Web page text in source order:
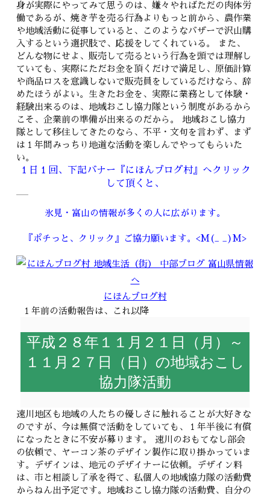
身が実際にやってみて思うのは、嫌々やればただの肉体労
働であるが、焼き芋を売る行為よりもっと前から、農作業
や地域活動に従事していると、このようなバザーで沢山購
入するという選択肢で、応援をしてくれている。 また、
どんな物にせよ、販売して売るという行為を頭では理解し
ていても、実際にただお金を頂くだけで満足し、原価計算
や商品ロスを意識しないで販売員をしているだけなら、辞
めたほうがよい。生きたお金を、実際に業務として体験・
経験出来るのは、地域おこし協力隊という制度があるから
こそ、企業前の準備が出来るのだから。 地域おこし協力
隊として移住してきたのなら、不平・文句を言わず、まず
は１年間みっちり地道な活動を楽しんでやってもらいた
い。
１日１回、下記バナー『にほんブログ村』へクリック
して頂くと、
氷見・富山の情報が多くの人に広がります。
『ポチっと、クリック』ご協力願います。<M(_ _)M>
にほんブログ村
１年前の活動報告は、これ以降
平成２８年１１月２１日（月）～
１１月２７日（日）の地域おこし
協力隊活動
速川地区も地域の人たちの優しさに触れることが大好きな
のですが、今は無償で活動をしていても、１年半後に有償
になったときに不安が募ります。 速川のおもてなし部会
の依頼で、ヤーコン茶のデザイン製作に取り掛かっていま
す。デザインは、地元のデザイナーに依頼。デザイン料
は、市と相談し了承を得て、私個人の地域協力隊の活動費
からねん出予定です。地域おこし協力隊の活動費、自分の